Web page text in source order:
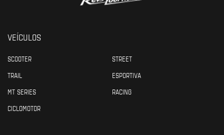
VEÍCULOS
SCOOTER
STREET
TRAIL
ESPORTIVA
MT SERIES
RACING
CICLOMOTOR